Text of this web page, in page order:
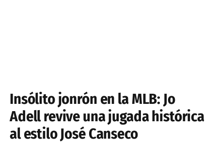
Insólito jonrón en la MLB: Jo
Adell revive una jugada histórica
al estilo José Canseco